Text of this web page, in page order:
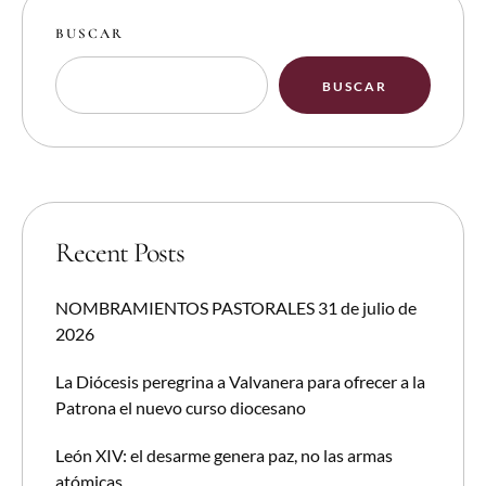
BUSCAR
BUSCAR
Recent Posts
NOMBRAMIENTOS PASTORALES 31 de julio de
2026
La Diócesis peregrina a Valvanera para ofrecer a la
Patrona el nuevo curso diocesano
León XIV: el desarme genera paz, no las armas
atómicas